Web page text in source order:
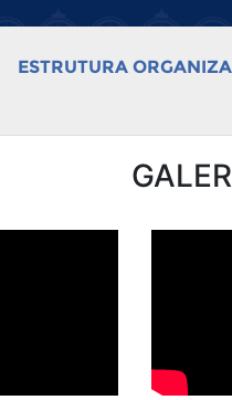
ESTRUTURA